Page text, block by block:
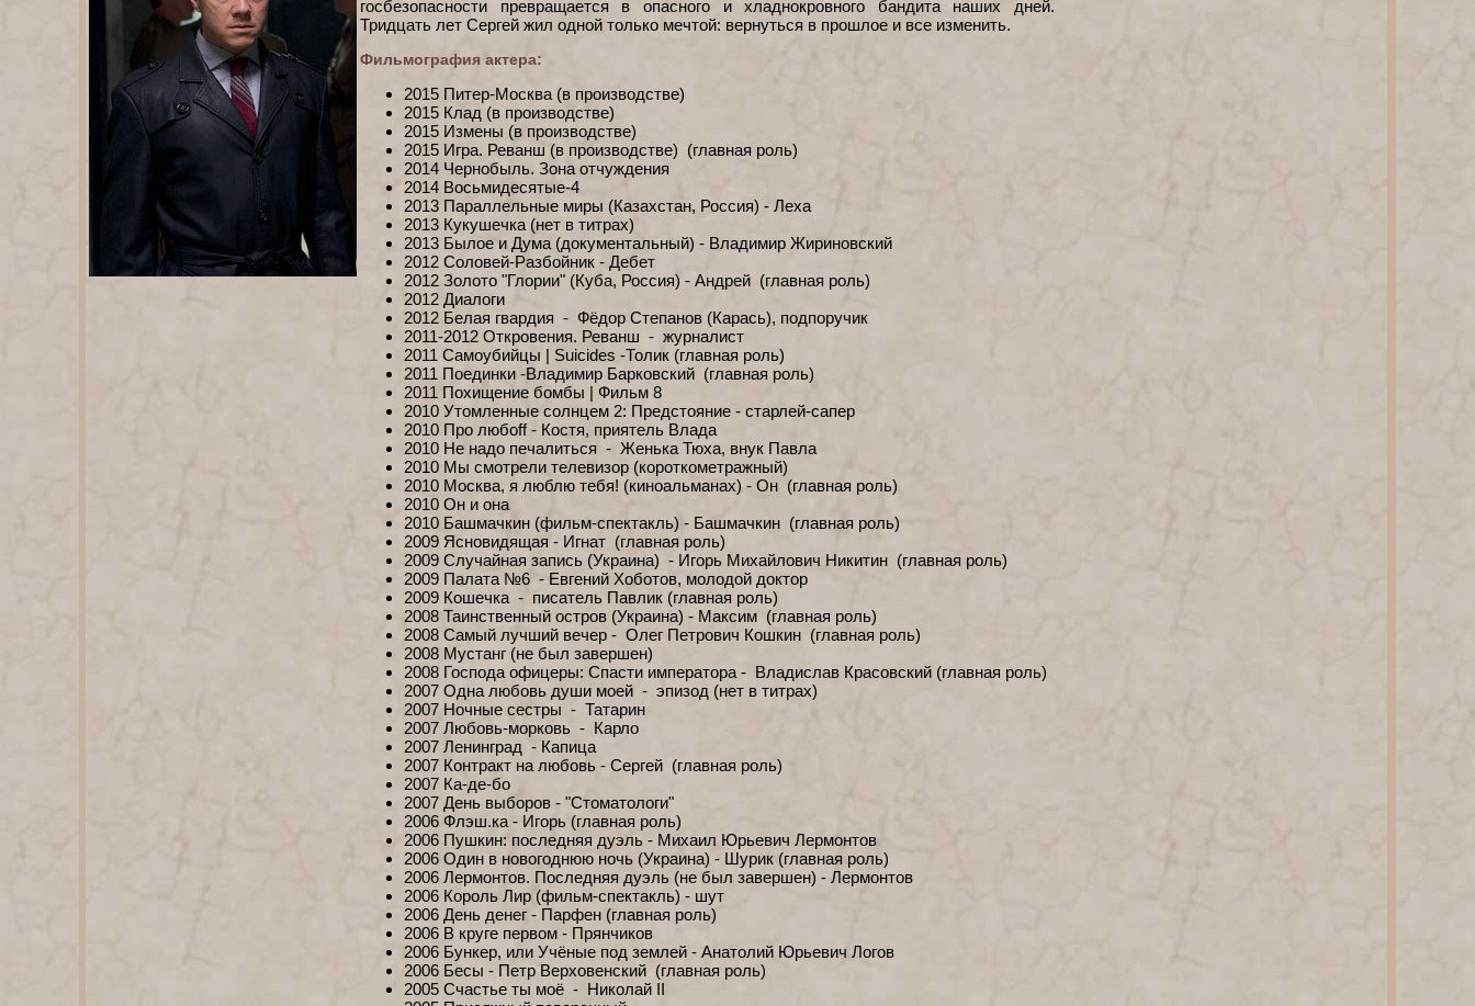
госбезопасности превращается в опасного и хладнокровного бандита наших дней.
Тридцать лет Сергей жил одной только мечтой: вернуться в прошлое и все изменить.
Фильмография актера:
2015 Питер-Москва (в производстве)
2015 Клад (в производстве)
2015 Измены (в производстве)
2015 Игра. Реванш (в производстве) (главная роль)
2014 Чернобыль. Зона отчуждения
2014 Восьмидесятые-4
2013 Параллельные миры (Казахстан, Россия) - Леха
2013 Кукушечка (нет в титрах)
2013 Былое и Дума (документальный) - Владимир Жириновский
2012 Соловей-Разбойник - Дебет
2012 Золото "Глории" (Куба, Россия) - Андрей (главная роль)
2012 Диалоги
2012 Белая гвардия - Фёдор Степанов (Карась), подпоручик
2011-2012 Откровения. Реванш - журналист
2011 Самоубийцы | Suicides -Толик (главная роль)
2011 Поединки -Владимир Барковский (главная роль)
2011 Похищение бомбы | Фильм 8
2010 Утомленные солнцем 2: Предстояние - старлей-сапер
2010 Про любоff - Костя, приятель Влада
2010 Не надо печалиться - Женька Тюха, внук Павла
2010 Мы смотрели телевизор (короткометражный)
2010 Москва, я люблю тебя! (киноальманах) - Он (главная роль)
2010 Он и она
2010 Башмачкин (фильм-спектакль) - Башмачкин (главная роль)
2009 Ясновидящая - Игнат (главная роль)
2009 Случайная запись (Украина) - Игорь Михайлович Никитин (главная роль)
2009 Палата №6 - Евгений Хоботов, молодой доктор
2009 Кошечка - писатель Павлик (главная роль)
2008 Таинственный остров (Украина) - Максим (главная роль)
2008 Самый лучший вечер - Олег Петрович Кошкин (главная роль)
2008 Мустанг (не был завершен)
2008 Господа офицеры: Спасти императора - Владислав Красовский (главная роль)
2007 Одна любовь души моей - эпизод (нет в титрах)
2007 Ночные сестры - Татарин
2007 Любовь-морковь - Карло
2007 Ленинград - Капица
2007 Контракт на любовь - Сергей (главная роль)
2007 Ка-де-бо
2007 День выборов - "Стоматологи"
2006 Флэш.ка - Игорь (главная роль)
2006 Пушкин: последняя дуэль - Михаил Юрьевич Лермонтов
2006 Один в новогоднюю ночь (Украина) - Шурик (главная роль)
2006 Лермонтов. Последняя дуэль (не был завершен) - Лермонтов
2006 Король Лир (фильм-спектакль) - шут
2006 День денег - Парфен (главная роль)
2006 В круге первом - Прянчиков
2006 Бункер, или Учёные под землей - Анатолий Юрьевич Логов
2006 Бесы - Петр Верховенский (главная роль)
2005 Счастье ты моё - Николай II